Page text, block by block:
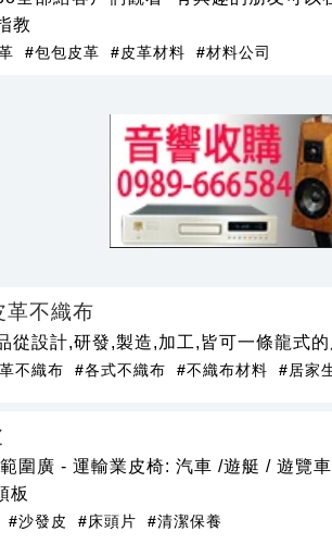
教
#包包皮革 #皮革材料 #材料公司
革不織布
從設計,研發,製造,加工,皆可一條龍式的
不織布 #各式不織布 #不織布材料 #居家
圍廣 - 運輸業皮椅: 汽車 /遊艇 / 遊覽
板
#沙發皮 #床頭片 #清潔保養